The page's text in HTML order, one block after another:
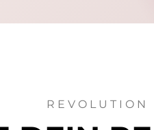
REVOLUTION